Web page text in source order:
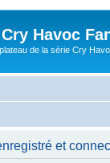
Havoc
de la série Cry
et